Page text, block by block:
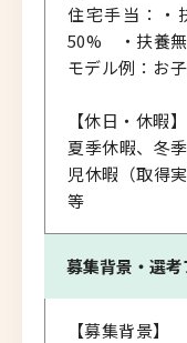
住宅手当：・
50% ・扶養無
モデル例：お
【休日・休暇】
夏季休暇、冬
児休暇（取得
等
募集背景・ 選考
【募集背景】